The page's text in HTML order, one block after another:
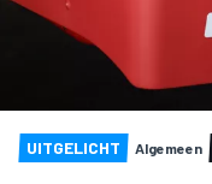
UITGELICHT Algemeen